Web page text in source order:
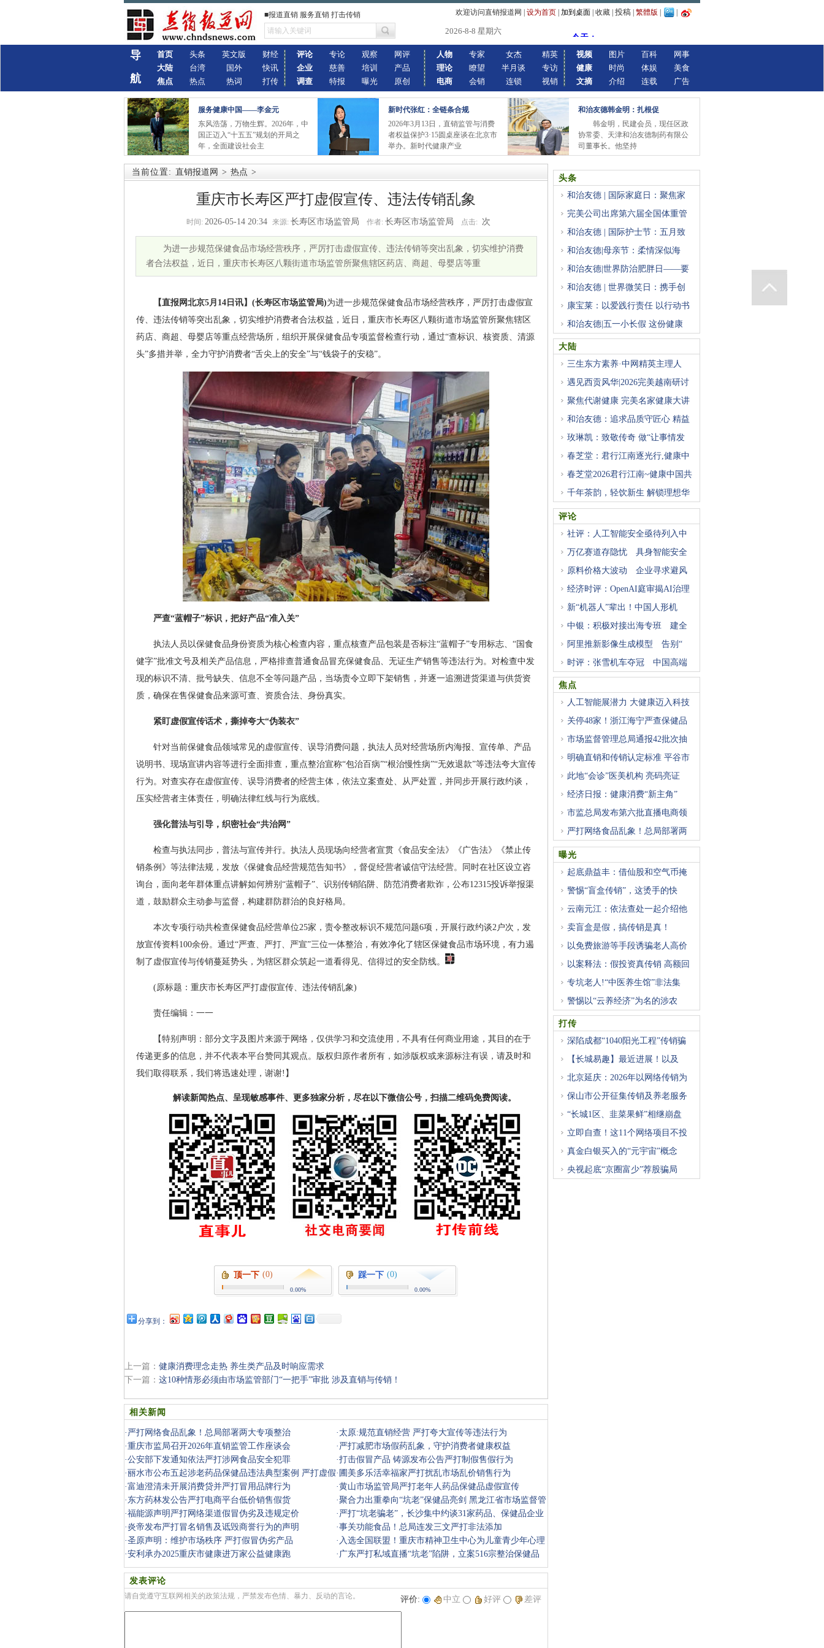
■报道直销 服务直销 打击传销 欢迎访问直销报道网 设为首页 加到桌面 收藏 投稿 繁體版
2026-8-8 星期六
导
航
首页
大陆
焦点
头条
台湾
热点
英文版
国外
热词
财经
快讯
打传
评论
企业
调查
专论
慈善
特报
观察
培训
曝光
网评
产品
原创
人物
理论
电商
专家
瞭望
会销
女杰
半月谈
连锁
精英
专访
视销
视频
健康
文摘
图片
时尚
介绍
百科
体娱
连载
网事
美食
广告
服务健康中国——李金元
东风浩荡，万物生辉。2026年，中
国正迈入“十五五”规划的开局之
年，全面建设社会主
新时代张红：全链条合规
2026年3月13日，直销监管与消费
者权益保护3·15圆桌座谈在北京市
举办。新时代健康产业
和治友德韩金明：扎根促
韩金明，民建会员，现任区政
协常委、天津和治友德制药有限公
司董事长。他坚持
当前位置: 直销报道网 > 热点 >
重庆市长寿区严打虚假宣传、违法传销乱象
时间: 2026-05-14 20:34 来源: 长寿区市场监管局 作者: 长寿区市场监管局 点击: 次
为进一步规范保健食品市场经营秩序，严厉打击虚假宣传、违法传销等突出乱象，切实维护消费
者合法权益，近日，重庆市长寿区八颗街道市场监管所聚焦辖区药店、商超、母婴店等重
【直报网北京5月14日讯】(长寿区市场监管局)为进一步规范保健食品市场经营秩序，严厉打击虚假宣
传、违法传销等突出乱象，切实维护消费者合法权益，近日，重庆市长寿区八颗街道市场监管所聚焦辖区
药店、商超、母婴店等重点经营场所，组织开展保健食品专项监督检查行动，通过“查标识、核资质、清源
头”多措并举，全力守护消费者“舌尖上的安全”与“钱袋子的安稳”。
严查“蓝帽子”标识，把好产品“准入关”
执法人员以保健食品身份资质为核心检查内容，重点核查产品包装是否标注“蓝帽子”专用标志、“国食
健字”批准文号及相关产品信息，严格排查普通食品冒充保健食品、无证生产销售等违法行为。对检查中发
现的标识不清、批号缺失、信息不全等问题产品，当场责令立即下架销售，并逐一追溯进货渠道与供货资
质，确保在售保健食品来源可查、资质合法、身份真实。
紧盯虚假宣传话术，撕掉夸大“伪装衣”
针对当前保健食品领域常见的虚假宣传、误导消费问题，执法人员对经营场所内海报、宣传单、产品
说明书、现场宣讲内容等进行全面排查，重点整治宣称“包治百病”“根治慢性病”“无效退款”等违法夸大宣传
行为。对查实存在虚假宣传、误导消费者的经营主体，依法立案查处、从严处置，并同步开展行政约谈，
压实经营者主体责任，明确法律红线与行为底线。
强化普法与引导，织密社会“共治网”
检查与执法同步，普法与宣传并行。执法人员现场向经营者宣贯《食品安全法》《广告法》《禁止传
销条例》等法律法规，发放《保健食品经营规范告知书》，督促经营者诚信守法经营。同时在社区设立咨
询台，面向老年群体重点讲解如何辨别“蓝帽子”、识别传销陷阱、防范消费者欺诈，公布12315投诉举报渠
道，鼓励群众主动参与监督，构建群防群治的良好格局。
本次专项行动共检查保健食品经营单位25家，责令整改标识不规范问题6项，开展行政约谈2户次，发
放宣传资料100余份。通过“严查、严打、严宣”三位一体整治，有效净化了辖区保健食品市场环境，有力遏
制了虚假宣传与传销蔓延势头，为辖区群众筑起一道看得见、信得过的安全防线。
(原标题：重庆市长寿区严打虚假宣传、违法传销乱象)
责任编辑：一一
【特别声明：部分文字及图片来源于网络，仅供学习和交流使用，不具有任何商业用途，其目的在于
传递更多的信息，并不代表本平台赞同其观点。版权归原作者所有，如涉版权或来源标注有误，请及时和
我们取得联系，我们将迅速处理，谢谢!】
解读新闻热点、呈现敏感事件、更多独家分析，尽在以下微信公号，扫描二维码免费阅读。
顶一下 (0)
0.00%
踩一下 (0)
0.00%
分享到：
上一篇： 健康消费理念走热 养生类产品及时响应需求
下一篇： 这10种情形必须由市场监管部门“一把手”审批 涉及直销与传销！
收藏 挑错 推荐 打印
相关新闻
· 严打网络食品乱象！总局部署两大专项整治 · 太原:规范直销经营 严打夸大宣传等违法行为
·重庆市监局召开2026年直销监管工作座谈会 · 严打减肥市场假药乱象，守护消费者健康权益
·公安部下发通知依法严打涉网食品安全犯罪 ·打击假冒产品 铸源发布公告严打制假售假行为
· 丽水市公布五起涉老药品保健品违法典型案例 严打虚假
宣传欺诈
· 圃美多乐活幸福家严打扰乱市场乱价销售行为
·富迪澄清未开展消费贷并严打冒用品牌行为 ·黄山市场监管局严打老年人药品保健品虚假宣传
· 东方药林发公告严打电商平台低价销售假货 ·聚合力出重拳向“坑老”保健品亮剑 黑龙江省市场监督管
理局严
·福能源声明严打网络渠道假冒伪劣及违规定价 · 严打“坑老骗老”，长沙集中约谈31家药品、保健品企业
·炎帝发布严打冒名销售及诋毁商誉行为的声明 ·事关功能食品！总局连发三文严打非法添加
·圣原声明：维护市场秩序 严打假冒伪劣产品 · 入选全国联盟！重庆市精神卫生中心为儿童青少年心理
健康护航
·安利承办2025重庆市健康进万家公益健康跑 · 广东严打私域直播“坑老”陷阱，立案516宗整治保健品
虚假宣传
发表评论
请自觉遵守互联网相关的政策法规，严禁发布色情、暴力、反动的言论。 评价: 中立 好评 差评
头条
和治友德 | 国际家庭日：聚焦家
完美公司出席第六届全国体重管
和治友德 | 国际护士节：五月致
和治友德|母亲节：柔情深似海
和治友德|世界防治肥胖日——要
和治友德 | 世界微笑日：携手创
康宝莱：以爱践行责任 以行动书
和治友德|五一小长假 这份健康
大陆
三生东方素养·中网精英主理人
遇见西贡风华|2026完美越南研讨
聚焦代谢健康 完美名家健康大讲
和治友德：追求品质守匠心 精益
玫琳凯：致敬传奇 做“让事情发
春芝堂：君行江南逐光行,健康中
春芝堂2026君行江南~健康中国共
千年茶韵，轻饮新生 解锁理想华
评论
社评：人工智能安全亟待列入中
万亿赛道存隐忧 具身智能安全
原料价格大波动 企业寻求避风
经济时评：OpenAI庭审揭AI治理
新“机器人”辈出！中国人形机
中银：积极对接出海专班 建全
阿里推新影像生成模型 告别“
时评：张雪机车夺冠 中国高端
焦点
人工智能展潜力 大健康迈入科技
关停48家！浙江海宁严查保健品
市场监督管理总局通报42批次抽
明确直销和传销认定标准 平谷市
此地“会诊”医美机构 亮码亮证
经济日报：健康消费“新主角”
市监总局发布第六批直播电商领
严打网络食品乱象！总局部署两
曝光
起底鼎益丰：借仙股和空气币掩
警惕“盲盒传销”，这烫手的快
云南元江：依法查处一起介绍他
卖盲盒是假，搞传销是真！
以免费旅游等手段诱骗老人高价
以案释法：假投资真传销 高额回
专坑老人!“中医养生馆”非法集
警惕以“云养经济”为名的涉农
打传
深陷成都“1040阳光工程”传销骗
【长城易趣】最近进展！以及
北京延庆：2026年以网络传销为
保山市公开征集传销及养老服务
“长城1区、韭菜果鲜”相继崩盘
立即自查！这11个网络项目不投
真金白银买入的“元宇宙”概念
央视起底“京圈富少”荐股骗局